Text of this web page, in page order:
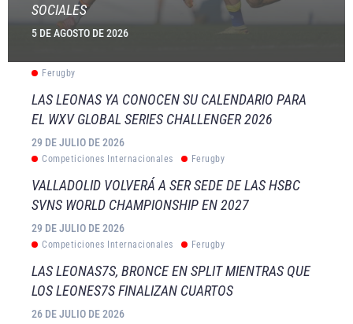
SOCIALES
5 DE AGOSTO DE 2026
Ferugby
LAS LEONAS YA CONOCEN SU CALENDARIO PARA
EL WXV GLOBAL SERIES CHALLENGER 2026
29 DE JULIO DE 2026
Competiciones Internacionales Ferugby
VALLADOLID VOLVERÁ A SER SEDE DE LAS HSBC
SVNS WORLD CHAMPIONSHIP EN 2027
29 DE JULIO DE 2026
Competiciones Internacionales Ferugby
LAS LEONAS7S, BRONCE EN SPLIT MIENTRAS QUE
LOS LEONES7S FINALIZAN CUARTOS
26 DE JULIO DE 2026